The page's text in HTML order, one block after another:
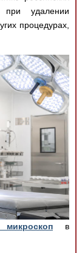
при удалении
процедурах,
в